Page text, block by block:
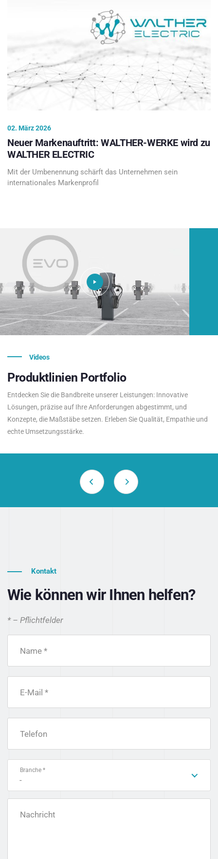
02. März 2026
Neuer Markenauftritt: WALTHER-WERKE wird zu
WALTHER ELECTRIC
Mit der Umbenennung schärft das Unternehmen sein
internationales Markenprofil
Videos
Produktlinien Portfolio
Entdecken Sie die Bandbreite unserer Leistungen: Innovative
Lösungen, präzise auf Ihre Anforderungen abgestimmt, und
Konzepte, die Maßstäbe setzen. Erleben Sie Qualität, Empathie und
echte Umsetzungsstärke.
Kontakt
Wie können wir Ihnen helfen?
* – Pflichtfelder
Name *
E-Mail *
Telefon
Branche *
-
Nachricht